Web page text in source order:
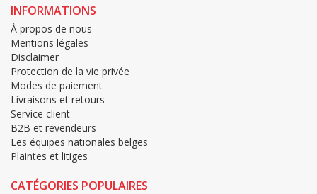
INFORMATIONS
À propos de nous
Mentions légales
Disclaimer
Protection de la vie privée
Modes de paiement
Livraisons et retours
Service client
B2B et revendeurs
Les équipes nationales belges
Plaintes et litiges
CATÉGORIES POPULAIRES